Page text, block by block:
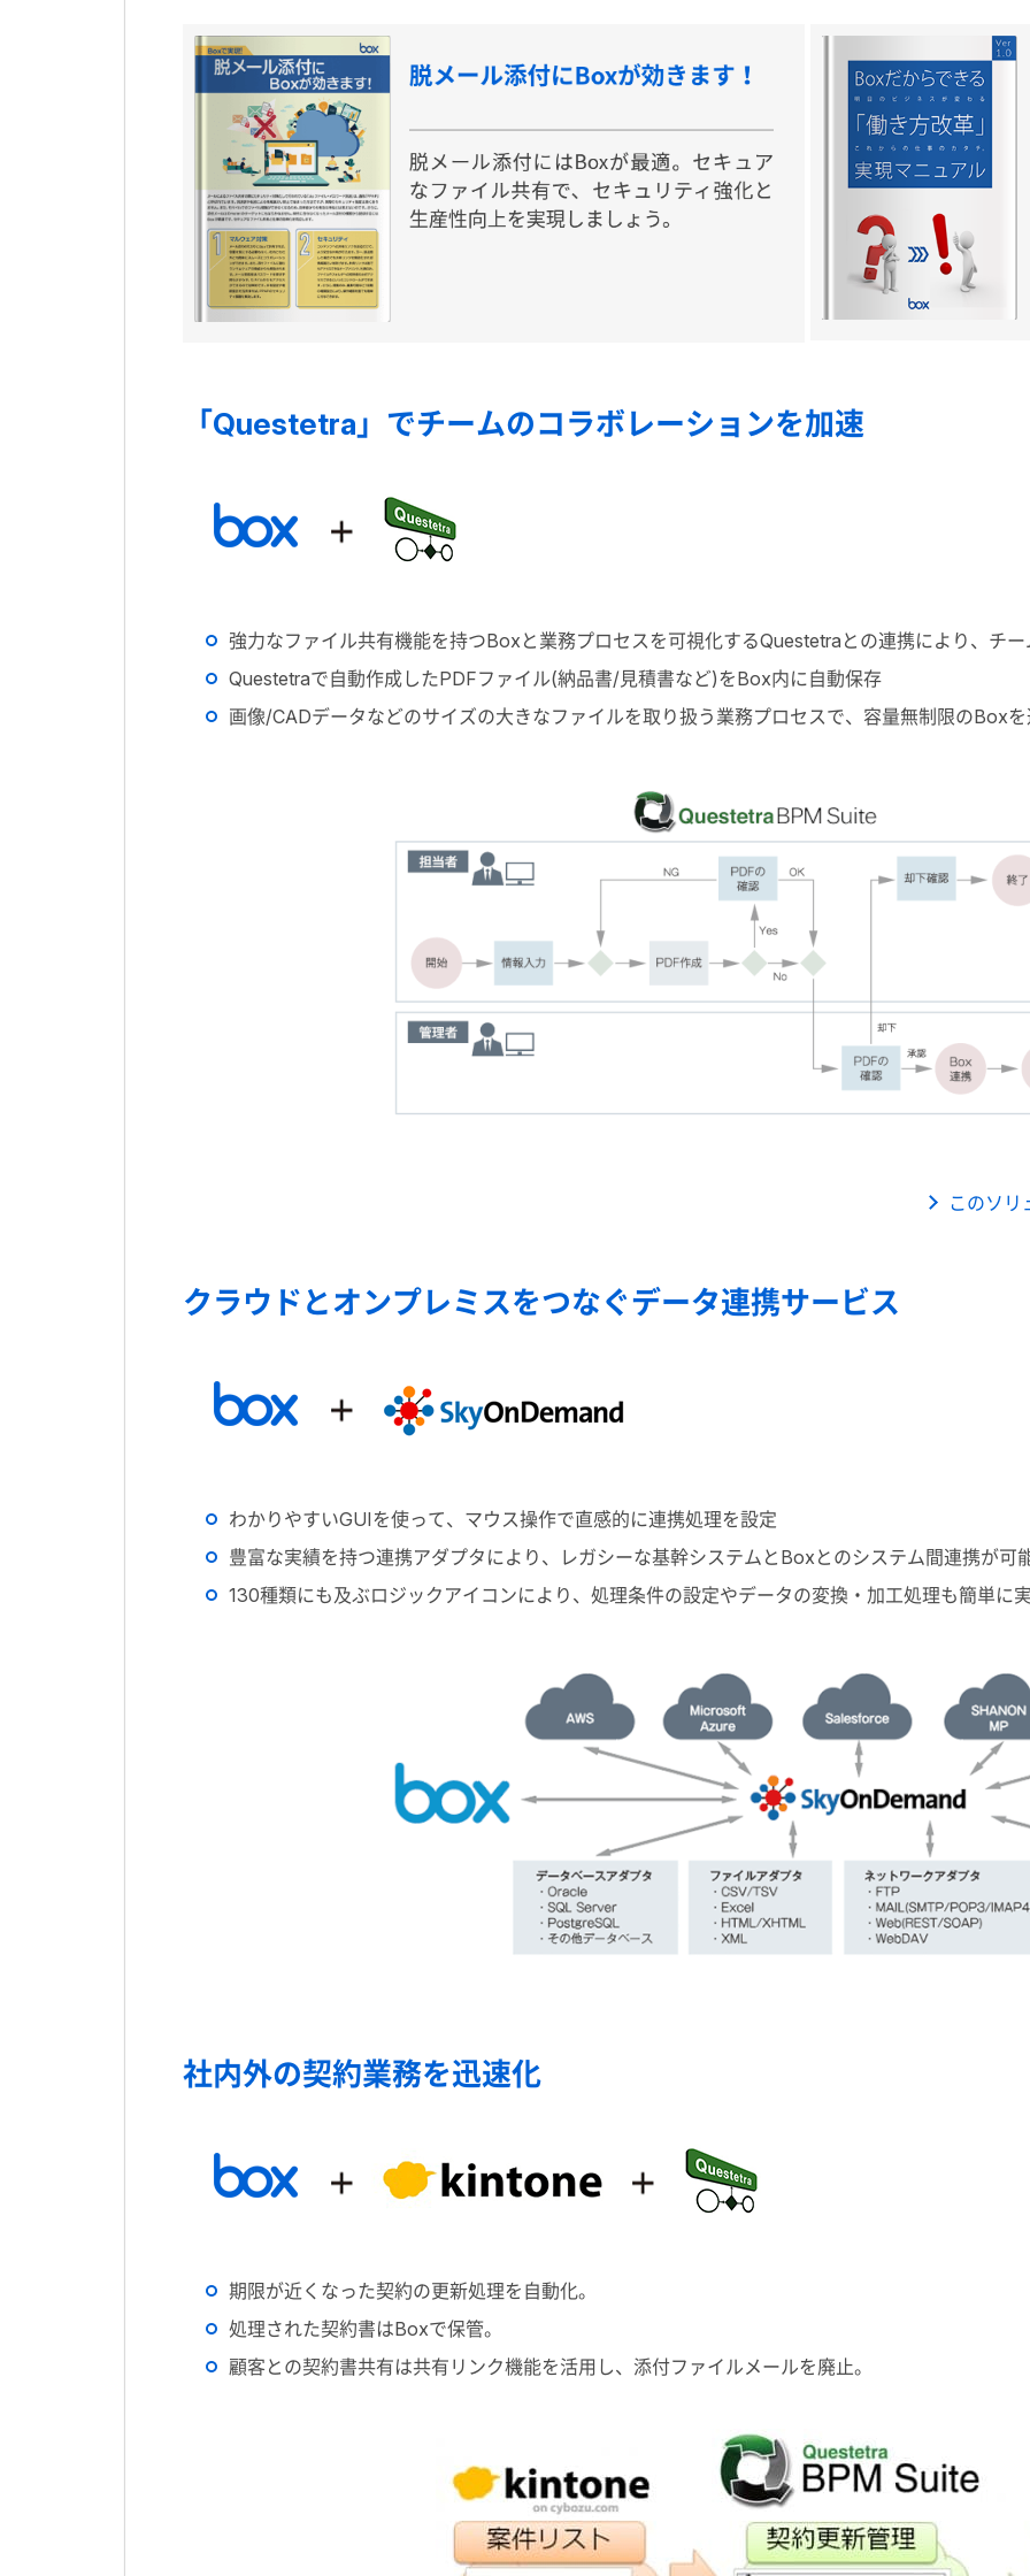
「Questetra」でチームのコラボレーションを加速
強力なファイル共有機能を持つBoxと業務プロセスを可視化するQuestetraとの連携により、チ
Questetraで自動作成したPDFファイル(納品書/見積書など)をBox内に自動保存
画像/CADデータなどのサイズの大きなファイルを取り扱う業務プロセスで、容量無制限のBox
このソリ
クラウドとオンプレミスをつなぐデータ連携サービス
わかりやすいGUIを使って、マウス操作で直感的に連携処理を設定
豊富な実績を持つ連携アダプタにより、レガシーな基幹システムとBoxとのシステム間連携が可
130種類にも及ぶロジックアイコンにより、処理条件の設定やデータの変換・加工処理も簡単に
社内外の契約業務を迅速化
期限が近くなった契約の更新処理を自動化。
処理された契約書はBoxで保管。
顧客との契約書共有は共有リンク機能を活用し、添付ファイルメールを廃止。